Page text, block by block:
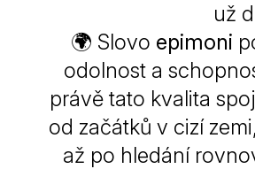
už
🌍 Slovo epimoni
odolnost a
právě tato kvalita
od začátků v cizí
až po hledání